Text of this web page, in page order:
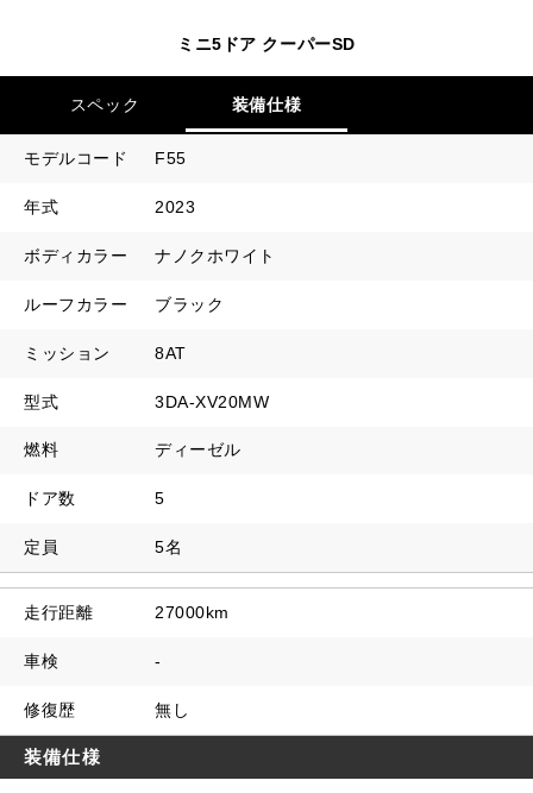
ミニ5ドア クーパーSD
スペック 装備仕様
モデルコード F55
年式 2023
ボディカラー ナノクホワイト
ルーフカラー ブラック
ミッション 8AT
型式 3DA-XV20MW
燃料 ディーゼル
ドア数 5
定員 5名
走行距離 27000km
車検 -
修復歴 無し
装備仕様